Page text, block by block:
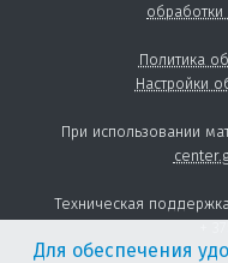
обработки
Политика
Настройки
При использовании
Техническая
Для обеспечения